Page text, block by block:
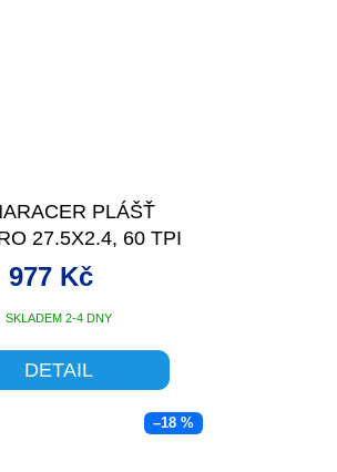
PLÁŠŤ
27.5X2.4, 60 TPI
ČERNÁ
SKLADEM 2-4 DNY
977 Kč
DETAIL
–18 %